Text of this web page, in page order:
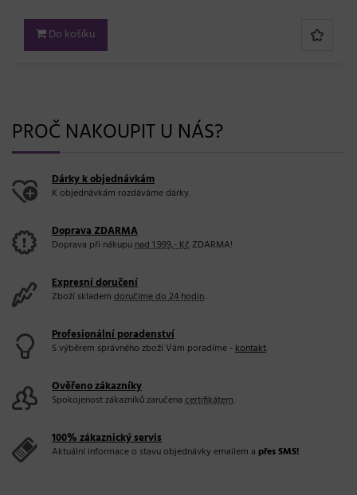
Do košíku
PROČ NAKOUPIT U NÁS?
Dárky k objednávkám
K objednávkám rozdáváme dárky.
Doprava ZDARMA
Doprava při nákupunad 1.999,- KčZDARMA!
Expresní doručení
Zboží skladem doručíme do 24 hodin.
Profesionální poradenství
S výběrem správného zboží Vám poradíme -kontakt.
Ověřeno zákazníky
Spokojenost zákazníků zaručena certifikátem.
100% zákaznický servis
Aktuální informace o stavu objednávky emailem a přes SMS!